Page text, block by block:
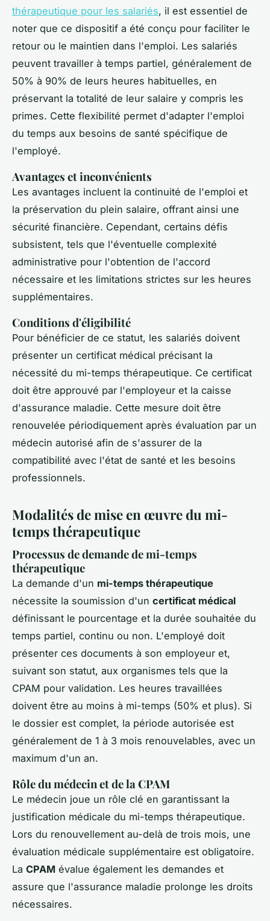
thérapeutique pour les salariés, il est essentiel de
noter que ce dispositif a été conçu pour faciliter le
retour ou le maintien dans l'emploi. Les salariés
peuvent travailler à temps partiel, généralement de
50% à 90% de leurs heures habituelles, en
préservant la totalité de leur salaire y compris les
primes. Cette flexibilité permet d'adapter l'emploi
du temps aux besoins de santé spécifique de
l'employé.
Avantages et inconvénients
Les avantages incluent la continuité de l'emploi et
la préservation du plein salaire, offrant ainsi une
sécurité financière. Cependant, certains défis
subsistent, tels que l'éventuelle complexité
administrative pour l'obtention de l'accord
nécessaire et les limitations strictes sur les heures
supplémentaires.
Conditions d'éligibilité
Pour bénéficier de ce statut, les salariés doivent
présenter un certificat médical précisant la
nécessité du mi-temps thérapeutique. Ce certificat
doit être approuvé par l'employeur et la caisse
d'assurance maladie. Cette mesure doit être
renouvelée périodiquement après évaluation par un
médecin autorisé afin de s'assurer de la
compatibilité avec l'état de santé et les besoins
professionnels.
Modalités de mise en œuvre du mi-
temps thérapeutique
Processus de demande de mi-temps
thérapeutique
La demande d'un mi-temps thérapeutique
nécessite la soumission d'un certificat médical
définissant le pourcentage et la durée souhaitée du
temps partiel, continu ou non. L'employé doit
présenter ces documents à son employeur et,
suivant son statut, aux organismes tels que la
CPAM pour validation. Les heures travaillées
doivent être au moins à mi-temps (50% et plus). Si
le dossier est complet, la période autorisée est
généralement de 1 à 3 mois renouvelables, avec un
maximum d'un an.
Rôle du médecin et de la CPAM
Le médecin joue un rôle clé en garantissant la
justification médicale du mi-temps thérapeutique.
Lors du renouvellement au-delà de trois mois, une
évaluation médicale supplémentaire est obligatoire.
La CPAM évalue également les demandes et
assure que l'assurance maladie prolonge les droits
nécessaires.